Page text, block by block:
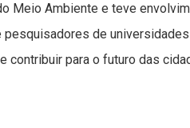
Meio Ambiente e teve
pesquisadores de
contribuir para o futuro das